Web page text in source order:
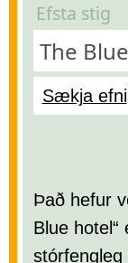
Efsta stig
The
Sækja efni
Það hefur
Blue